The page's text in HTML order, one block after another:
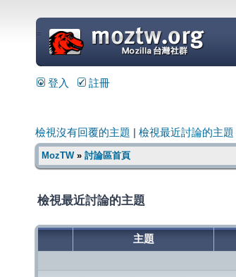
=
登入 註冊
檢視沒有回覆的主題 檢視最近討論的主題
MozTW» 討論區首頁
檢視最近討論的主題
主題